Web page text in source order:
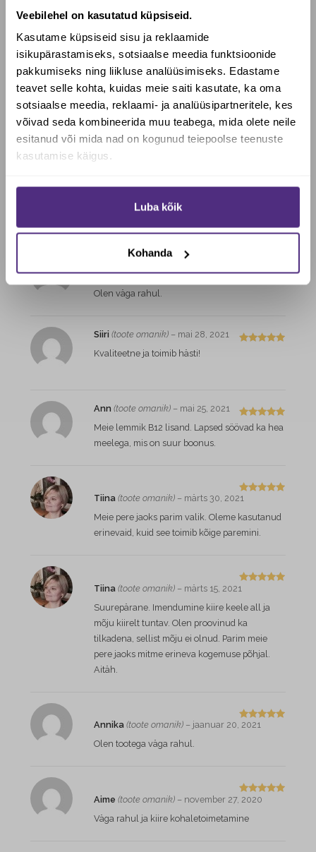
Veebilehel on kasutatud küpsiseid.
Kasutame küpsiseid sisu ja reklaamide
isikupärastamiseks, sotsiaalse meedia funktsioonide
pakkumiseks ning liikluse analüüsimiseks. Edastame
teavet selle kohta, kuidas meie saiti kasutate, ka oma
sotsiaalse meedia, reklaami- ja analüüsipartneritele, kes
võivad seda kombineerida muu teabega, mida olete neile
esitanud või mida nad on kogunud teiepoolse teenuste
kasutamise käigus.
Luba kõik
Kohanda
19 arvustust tootele
VITAMIIN, 60 keelealust
tabletti. Cytoplan
Vitamin B12
a5/ 5
Parima hinna-kvaliteedi suhtega variant meie
perele, lastele ka hea lihtne anda ja näidud on
Hinnangug
Bergitta(toote omanik) – oktoober 10, 2021
Olen väga rahul.
Siiri (toote omanik) – mai 28, 2021
Kvaliteetne ja toimib hästi!
Hinnangug
Ann (toote omanik) – mai 25, 2021
Meie lemmik B12 lisand. Lapsed söövad ka hea
meelega, mis on suur boonus.
Hinnangug
a5/ 5
Tiina (toote omanik) – märts 30, 2021
Meie pere jaoks parim valik. Oleme kasutanud
erinevaid, kuid see toimib kõige paremini.
Hinnangug
a5 / 5
Tiina (toote omanik) – märts 15, 2021
Suurepärane. Imendumine kiire keele all ja
mõju kiirelt tuntav. Olen proovinud ka
tilkadena, sellist mõju ei olnud. Parim meie
pere jaoks mitme erineva kogemuse põhjal.
Aitäh.
Hinnangug
Annika (toote omanik) – jaanuar 20, 2021
Olen tootega väga rahul.
Hinnangug
a 5
Aime (toote omanik) – november 27, 2020
Väga rahul ja kiire kohaletoimetamine
Soovid saada Biotheka e-poes
allahindlust?
Jah, soovin soodustust